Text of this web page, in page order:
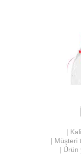
|
| Müşteri
| Ürün